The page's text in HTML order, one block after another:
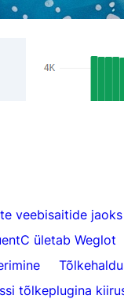
Realsed SEO-
veebisaitide jaoks
ületab Weglot
tõlkeplugina